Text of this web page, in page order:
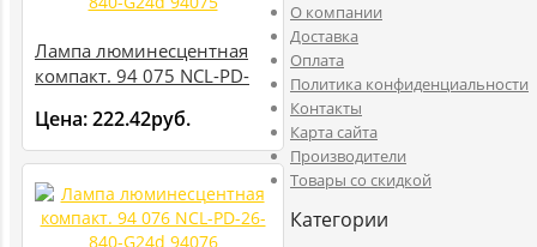
Лампа люминесцентная
компакт. 94 075 NCL-PD-
Цена:222.42руб.
O компании
Доставка
Оплата
Политика конфиденциальности
Контакты
Карта сайта
Производители
Товары со скидкой
Категории